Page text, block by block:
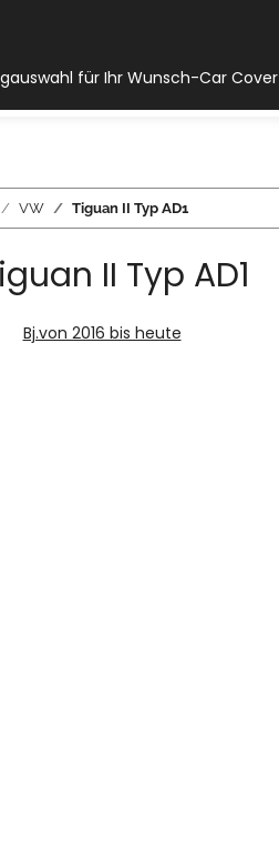
für Ihr Wunsch-Car Cover
VW Tiguan II Typ AD1
II Typ AD1
Bj.von 2016 bis heute